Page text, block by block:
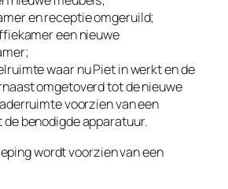
en receptie omgeruild;
een nieuwe
waar nu Piet in werkt en de
omgetoverd tot de nieuwe
voorzien van een
de benodigde apparatuur.
wordt voorzien van een